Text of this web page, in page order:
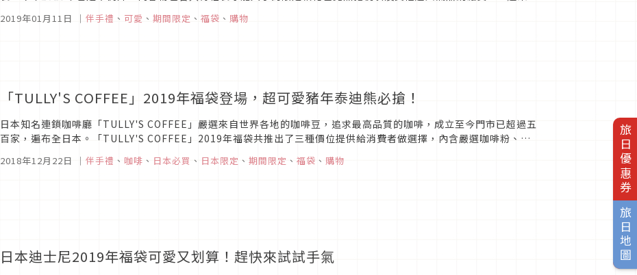
旅日優惠券
旅日地圖
2019年01月11日 ｜ 伴手禮 、 可愛 、 期間限定 、 福袋 、 購物
「TULLY'S COFFEE」2019年福袋登場，超可愛豬年泰迪熊必搶！
日本知名連鎖咖啡廳「TULLY'S COFFEE」嚴選來自世界各地的咖啡豆，追求最高品質的咖啡，成立至今門市已超過五
百家，遍布全日本。「TULLY'S COFFEE」2019年福袋共推出了三種價位提供給消費者做選擇，內含嚴選咖啡粉、豬
2018年12月22日 ｜ 伴手禮 、 咖啡 、 日本必買 、 日本限定 、 期間限定 、 福袋 、 購物
日本迪士尼2019年福袋可愛又划算！趕快來試試手氣